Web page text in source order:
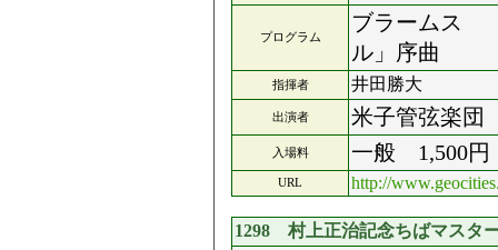
プログラム
ブラームス
ル」序曲
指揮者 井田勝大
出演者 米子管弦楽団
入場料 一般 1,500
URL http://
1298 村上正治記念ちばマスタ